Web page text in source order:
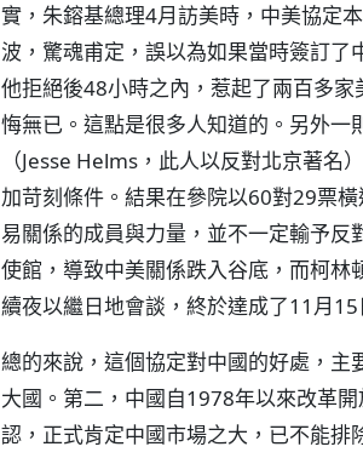
實，朱鎔基總理4月訪美時，中美協定
波，驚魂甫定，誤以為如果當時簽訂
他拒絕後48小時之內，惹起了兩百多
悔無已。這點是很多人知道的。另外
（Jesse Helms，此人以反對北京著
加苛刻條件。結果在參院以60對29票
易關係的成員與力量，並不一定輸予
使館，導致中美關係跌入谷底，而柯
續夜以繼日地會談，終於達成了11月15
總的來說，這個協定對中國的好處，
大國。第二，中國自1978年以來改革
認，正式肯定中國市場之大，已不能排